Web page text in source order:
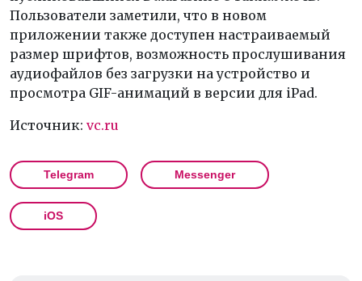
Пользователи заметили, что в новом
приложении также доступен настраиваемый
размер шрифтов, возможность прослушивания
аудиофайлов без загрузки на устройство и
просмотра GIF-анимаций в версии для iPad.
Источник: vc.ru
Telegram Messenger
iOS